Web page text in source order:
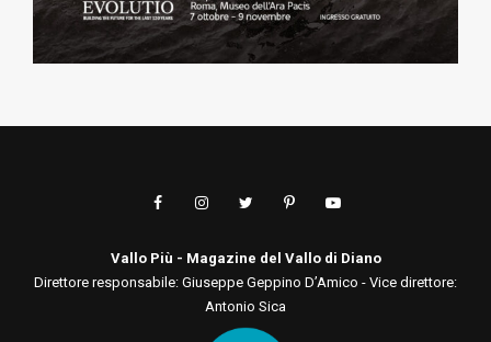
Vallo Più - Magazine del Vallo di Diano
Direttore responsabile: Giuseppe Geppino D’Amico - Vice direttore:
Antonio Sica